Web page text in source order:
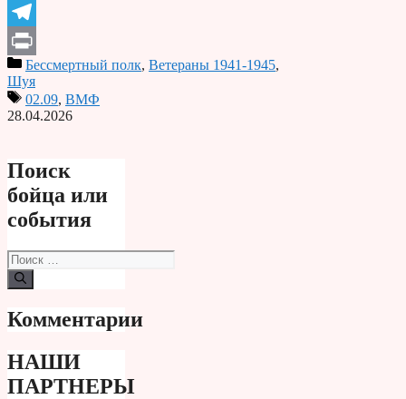
Odnoklassniki
Telegram
PrintБессмертный полк, Ветераны 1941-1945,
Шуя
02.09, ВМФ
28.04.2026
Поиск
бойца или
события
Поиск:
Комментарии
НАШИ
ПАРТНЕРЫ